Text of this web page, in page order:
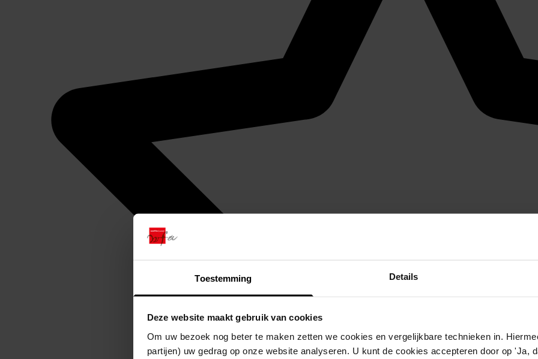
Toestemming Details
Deze website maakt gebruik van cookies
Om uw bezoek nog beter te maken zetten we cookies en vergelijkbare technieken in.
partijen) uw gedrag op onze website analyseren. U kunt de cookies accepteren door op 'Ja,